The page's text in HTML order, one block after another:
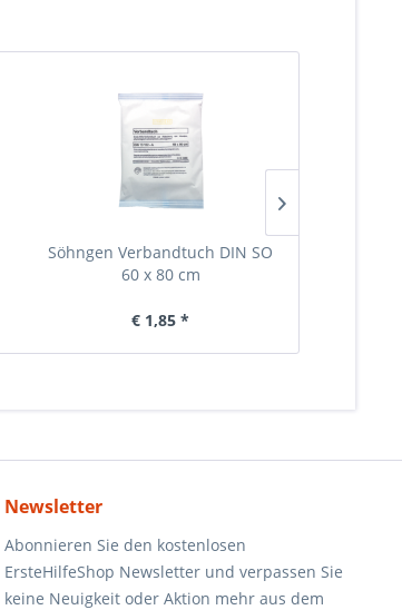
Söhngen Verbandtuch DIN SO
60 x 80 cm
€ 1,85 *
Newsletter
Abonnieren Sie den kostenlosen
ErsteHilfeShop Newsletter und verpassen Sie
keine Neuigkeit oder Aktion mehr aus dem